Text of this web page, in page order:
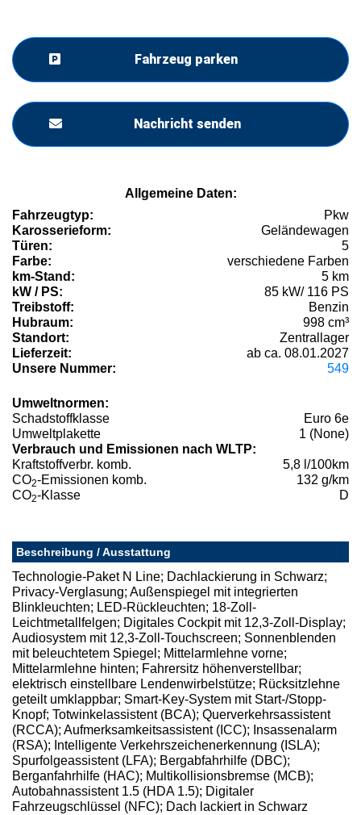
Fahrzeug parken
Nachricht senden
Allgemeine Daten:
Fahrzeugtyp:
Pkw
Karosserieform:
Geländewagen
Türen:
5
Farbe:
verschiedene Farben
km-Stand:
5 km
kW / PS:
85 kW/ 116 PS
Treibstoff:
Benzin
Hubraum:
998 cm³
Standort:
Zentrallager
Lieferzeit:
ab ca. 08.01.2027
Unsere Nummer:
549
Umweltnormen:
Schadstoffklasse
Euro 6e
Umweltplakette
1 (None)
Verbrauch und Emissionen nach WLTP:
Kraftstoffverbr. komb.
5,8 l/100km
CO2-Emissionen komb.
132 g/km
CO2-Klasse D
Beschreibung / Ausstattung
Technologie-Paket N Line; Dachlackierung in Schwarz;
Privacy-Verglasung; Außenspiegel mit integrierten
Blinkleuchten; LED-Rückleuchten; 18-Zoll-
Leichtmetallfelgen; Digitales Cockpit mit 12,3-Zoll-Display;
Audiosystem mit 12,3-Zoll-Touchscreen; Sonnenblenden
mit beleuchtetem Spiegel; Mittelarmlehne vorne;
Mittelarmlehne hinten; Fahrersitz höhenverstellbar;
elektrisch einstellbare Lendenwirbelstütze; Rücksitzlehne
geteilt umklappbar; Smart-Key-System mit Start-/Stopp-
Knopf; Totwinkelassistent (BCA); Querverkehrsassistent
(RCCA); Aufmerksamkeitsassistent (ICC); Insassenalarm
(RSA); Intelligente Verkehrszeichenerkennung (ISLA);
Spurfolgeassistent (LFA); Bergabfahrhilfe (DBC);
Berganfahrhilfe (HAC); Multikollisionsbremse (MCB);
Autobahnassistent 1.5 (HDA 1.5); Digitaler
Fahrzeugschlüssel (NFC); Dach lackiert in Schwarz